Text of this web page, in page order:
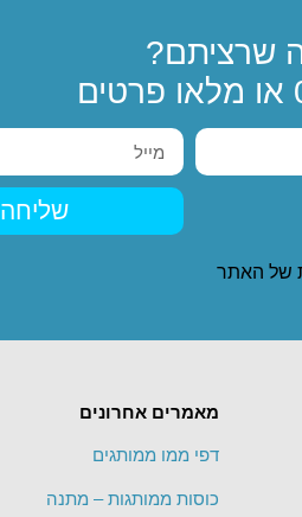
שרציתם?
או מלאו פרטים
שליחה
של האתר
מאמרים אחרונים
דפי ממו ממותגים
כוסות ממותגות – מתנה